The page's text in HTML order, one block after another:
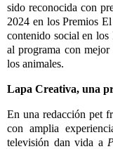
sido reconocida con
2024 en los Premios
contenido social en
al programa con
los animales.
Lapa Creativa, una
En una redacción pet
con amplia
televisión dan vida a